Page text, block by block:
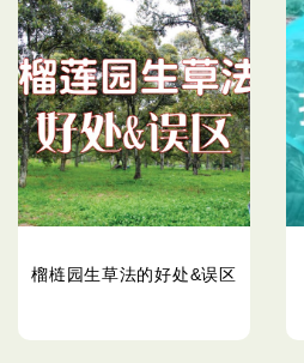
榴梿园生草法的好处&误区